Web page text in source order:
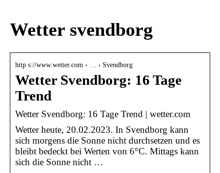
Wetter svendborg
http s://www.wetter.com › … › Svendborg
Wetter Svendborg: 16 Tage
Trend
Wetter Svendborg: 16 Tage Trend | wetter.com
Wetter heute, 20.02.2023. In Svendborg kann
sich morgens die Sonne nicht durchsetzen und es
bleibt bedeckt bei Werten von 6°C. Mittags kann
sich die Sonne nicht …